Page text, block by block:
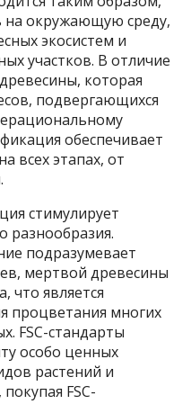
окружающую среду,
экосистем и
участков. В отличие
которая
подвергающихся
обеспечивает
всех этапах, от
стимулирует
разнообразия.
подразумевает
мертвой древесины
что является
процветания многих
FSC-стандарты
особо ценных
растений и
FSC-